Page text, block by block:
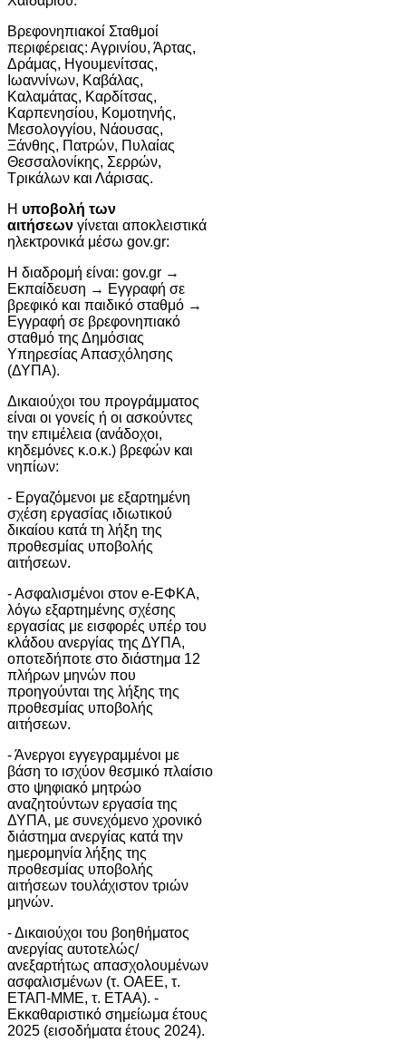
Βρεφονηπιακοί Σταθμοί
περιφέρειας: Αγρινίου, Άρτας,
Δράμας, Ηγουμενίτσας,
Ιωαννίνων, Καβάλας,
Καλαμάτας, Καρδίτσας,
Καρπενησίου, Κομοτηνής,
Μεσολογγίου, Νάουσας,
Ξάνθης, Πατρών, Πυλαίας
Θεσσαλονίκης, Σερρών,
Τρικάλων και Λάρισας.
Η υποβολή των
αιτήσεων γίνεται αποκλειστικά
ηλεκτρονικά μέσω gov.gr:
Η διαδρομή είναι: gov.gr →
Εκπαίδευση → Εγγραφή σε
βρεφικό και παιδικό σταθμό →
Εγγραφή σε βρεφονηπιακό
σταθμό της Δημόσιας
Υπηρεσίας Απασχόλησης
(ΔΥΠΑ).
Δικαιούχοι του προγράμματος
είναι οι γονείς ή οι ασκούντες
την επιμέλεια (ανάδοχοι,
κηδεμόνες κ.ο.κ.) βρεφών και
νηπίων:
- Εργαζόμενοι με εξαρτημένη
σχέση εργασίας ιδιωτικού
δικαίου κατά τη λήξη της
προθεσμίας υποβολής
αιτήσεων.
- Ασφαλισμένοι στον e-ΕΦΚΑ,
λόγω εξαρτημένης σχέσης
εργασίας με εισφορές υπέρ του
κλάδου ανεργίας της ΔΥΠΑ,
οποτεδήποτε στο διάστημα 12
πλήρων μηνών που
προηγούνται της λήξης της
προθεσμίας υποβολής
αιτήσεων.
- Άνεργοι εγγεγραμμένοι με
βάση το ισχύον θεσμικό πλαίσιο
στο ψηφιακό μητρώο
αναζητούντων εργασία της
ΔΥΠΑ, με συνεχόμενο χρονικό
διάστημα ανεργίας κατά την
ημερομηνία λήξης της
προθεσμίας υποβολής
αιτήσεων τουλάχιστον τριών
μηνών.
- Δικαιούχοι του βοηθήματος
ανεργίας αυτοτελώς/
ανεξαρτήτως απασχολουμένων
ασφαλισμένων (τ. ΟΑΕΕ, τ.
ΕΤΑΠ-ΜΜΕ, τ. ΕΤΑΑ). -
Εκκαθαριστικό σημείωμα έτους
2025 (εισοδήματα έτους 2024).